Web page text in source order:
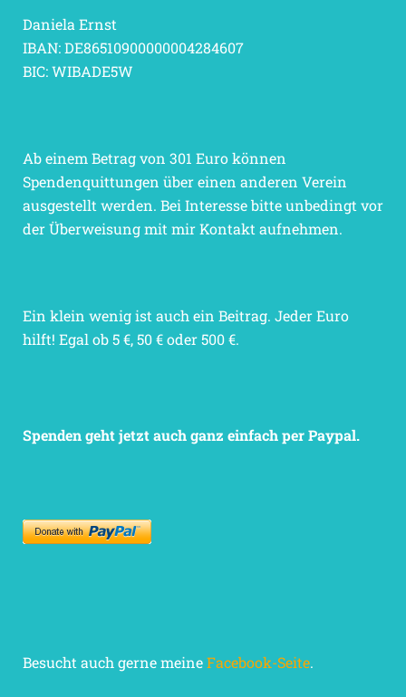
Daniela Ernst
IBAN: DE86510900000004284607
BIC: WIBADE5W
Ab einem Betrag von 301 Euro können
Spendenquittungen über einen anderen Verein
ausgestellt werden. Bei Interesse bitte unbedingt vor
der Überweisung mit mir Kontakt aufnehmen.
Ein klein wenig ist auch ein Beitrag. Jeder Euro
hilft! Egal ob 5 €, 50 € oder 500 €.
Spenden geht jetzt auch ganz einfach per Paypal.
Besucht auch gerne meineFacebook-Seite.